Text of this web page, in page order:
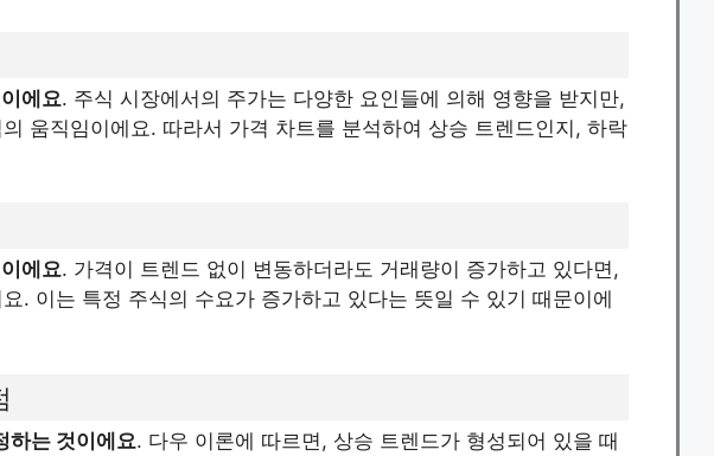
에요. 주식 시장에서의 주가는 다양한 요인들에 의해 영향을 받지만,
움직임이에요. 따라서 가격 차트를 분석하여 상승 트렌드인지, 하락
에요. 가격이 트렌드 없이 변동하더라도 거래량이 증가하고 있다면,
. 이는 특정 주식의 수요가 증가하고 있다는 뜻일 수 있기 때문이에
하는 것이에요. 다우 이론에 따르면, 상승 트렌드가 형성되어 있을 때